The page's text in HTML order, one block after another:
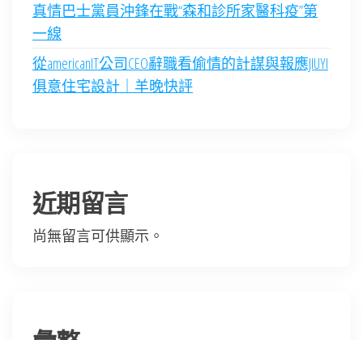
真情巴士黨員沖鋒在戰“森和診所家醫科疫”第
一線
從americanIT公司CEO辭職看偷情的計謀與報應JIUYI
俱意住宅設計｜羊晚快評
近期留言
尚無留言可供顯示。